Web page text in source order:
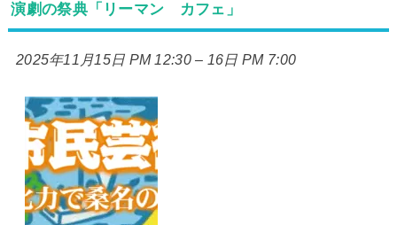
演劇の祭典「リーマン カフェ」
2025年11月15日 PM 12:30– 16日 PM 7:00